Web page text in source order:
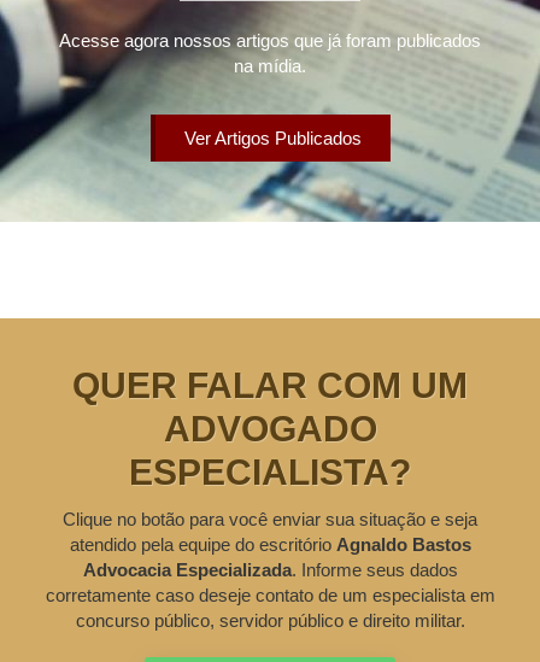
Acesse agora nossos artigos que já foram publicados
na mídia.
Ver Artigos Publicados
QUER FALAR COM UM
ADVOGADO
ESPECIALISTA?
Clique no botão para você enviar sua situação e seja
atendido pela equipe do escritório Agnaldo Bastos
Advocacia Especializada. Informe seus dados
corretamente caso deseje contato de um especialista em
concurso público, servidor público e direito militar.